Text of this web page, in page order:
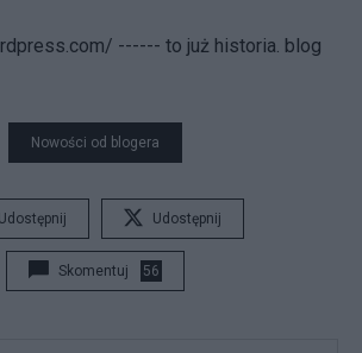
------ to już historia. blog
Nowości od blogera
Udostępnij Udostępnij
Skomentuj 56